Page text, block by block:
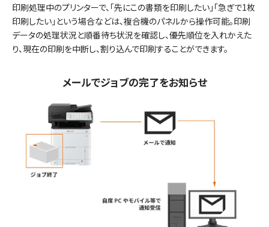
印刷処理中のプリンターで、「先にこの書類を印刷したい」「急ぎで1枚
印刷したい」という場合などは、複合機のパネルから操作可能。印刷
データの処理状況と順番待ち状況を確認し、優先順位を入れかえた
り、現在の印刷を中断し、割り込んで印刷することができます。
メールでジョブの完了をお知らせ